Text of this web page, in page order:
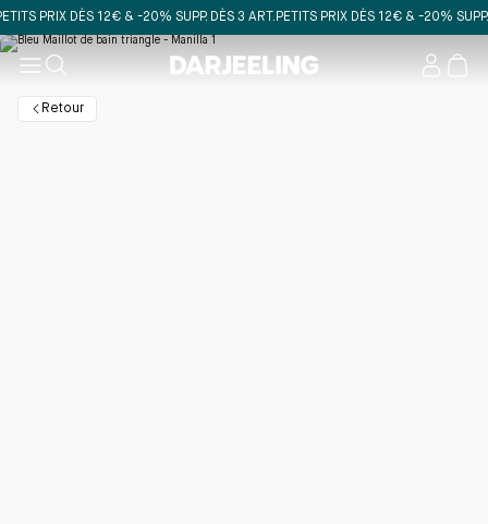
PRIX DÈS 12€ & -20% SUPP. DÈS 3 ART.PETITS PRIX DÈS 12€ & -20% SUPP.
Mon
Retour